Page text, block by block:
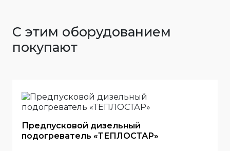
С этим оборудованием
покупают
Предпусковой дизельный
подогреватель «ТЕПЛОСТАР»